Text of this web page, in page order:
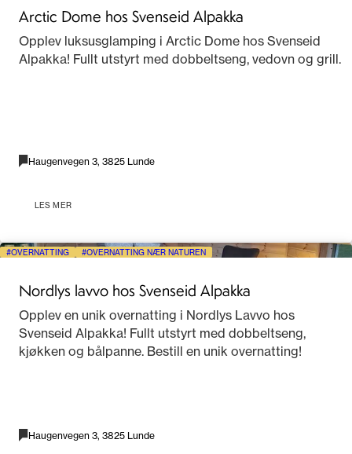
Arctic Dome hos Svenseid Alpakka
Opplev luksusglamping i Arctic Dome hos Svenseid
Alpakka! Fullt utstyrt med dobbeltseng, vedovn og grill.
Haugenvegen 3, 3825 Lunde
LES MER
OVERNATTING OVERNATTING NÆR NATUREN
Nordlys lavvo hos Svenseid Alpakka
Opplev en unik overnatting i Nordlys Lavvo hos
Svenseid Alpakka! Fullt utstyrt med dobbeltseng,
kjøkken og bålpanne. Bestill en unik overnatting!
Haugenvegen 3, 3825 Lunde